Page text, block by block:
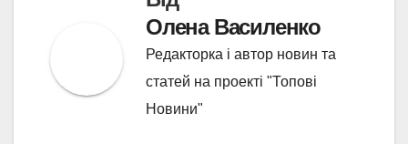
Олена Василенко
Редакторка і автор новин та
статей на проекті "Топові
Новини"